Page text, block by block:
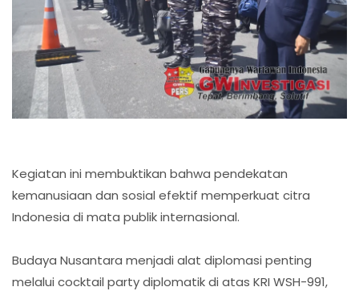
Kegiatan ini membuktikan bahwa pendekatan
kemanusiaan dan sosial efektif memperkuat citra
Indonesia di mata publik internasional.
Budaya Nusantara menjadi alat diplomasi penting
melalui cocktail party diplomatik di atas KRI WSH-991,